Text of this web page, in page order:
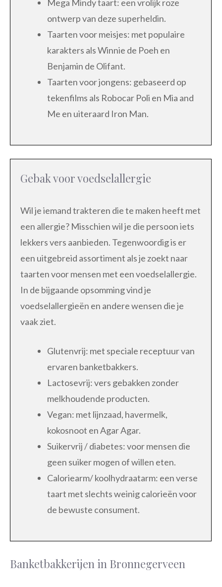
Mega Mindy taart: een vrolijk roze
ontwerp van deze superheldin.
Taarten voor meisjes: met populaire
karakters als Winnie de Poeh en
Benjamin de Olifant.
Taarten voor jongens: gebaseerd op
tekenfilms als Robocar Poli en Mia and
Me en uiteraard Iron Man.
Gebak voor voedselallergie
Wil je iemand trakteren die te maken heeft met
een allergie? Misschien wil je die persoon iets
lekkers vers aanbieden. Tegenwoordig is er
een uitgebreid assortiment als je zoekt naar
taarten voor mensen met een voedselallergie.
In de bijgaande opsomming vind je
voedselallergieën en andere wensen die je
vaak ziet.
Glutenvrij: met speciale receptuur van
ervaren banketbakkers.
Lactosevrij: vers gebakken zonder
melkhoudende producten.
Vegan: met lijnzaad, havermelk,
kokosnoot en Agar Agar.
Suikervrij / diabetes: voor mensen die
geen suiker mogen of willen eten.
Caloriearm/ koolhydraatarm: een verse
taart met slechts weinig calorieën voor
de bewuste consument.
Banketbakkerijen in Bronnegerveen